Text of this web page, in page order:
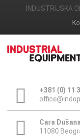
INDUSTRIJSKA
+381 (0) 11
Cara
11080